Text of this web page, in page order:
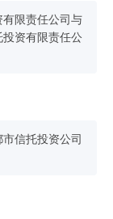
限责任公司与
资有限责任公
信托投资公司